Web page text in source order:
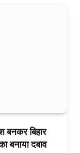
बिहार
बनाया दबाव